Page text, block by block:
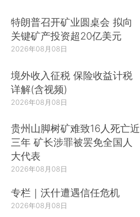
特朗普召开矿业圆桌会 拟向
关键矿产投资超20亿美元
2026年08月08日
境外收入征税 保险收益计税
详解(含视频)
2026年08月08日
贵州山脚树矿难致16人死亡近
三年 矿长涉罪被罢免全国人
大代表
2026年08月08日
专栏｜沃什遭遇信任危机
2026年08月08日